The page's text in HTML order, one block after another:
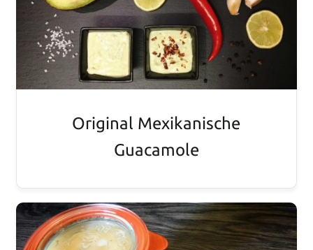
Original Mexikanische
Guacamole